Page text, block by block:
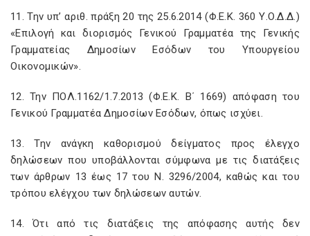
11. Την υπ’ αριθ. πράξη 20 της 25.6.2014 (Φ.Ε.Κ. 360 Υ.Ο.Δ.Δ.)
«Επιλογή και διορισμός Γενικού Γραμματέα της Γενικής
Γραμματείας Δημοσίων Εσόδων του Υπουργείου
Οικονομικών».
12. Την ΠΟΛ.1162/1.7.2013 (Φ.Ε.Κ. Β΄ 1669) απόφαση του
Γενικού Γραμματέα Δημοσίων Εσόδων, όπως ισχύει.
13. Την ανάγκη καθορισμού δείγματος προς έλεγχο
δηλώσεων που υποβάλλονται σύμφωνα με τις διατάξεις
των άρθρων 13 έως 17 του Ν. 3296/2004, καθώς και του
τρόπου ελέγχου των δηλώσεων αυτών.
14. Ότι από τις διατάξεις της απόφασης αυτής δεν